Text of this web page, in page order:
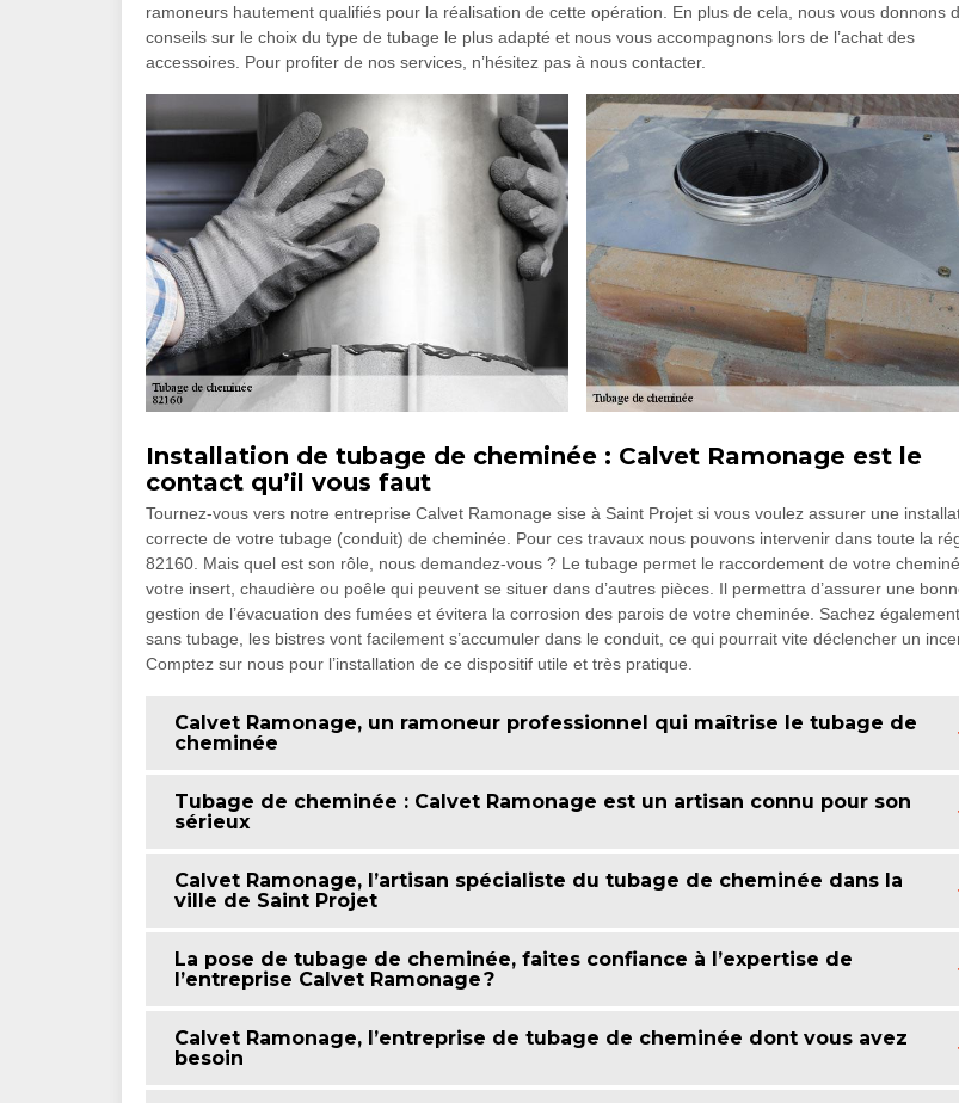
ramoneurs hautement qualifiés pour la réalisation de cette opération. En plus de cela, nous vous donnons
conseils sur le choix du type de tubage le plus adapté et nous vous accompagnons lors de l’achat des
accessoires. Pour profiter de nos services, n’hésitez pas à nous contacter.
Installation de tubage de cheminée : Calvet Ramonage est le
contact qu’il vous faut
Tournez-vous vers notre entreprise Calvet Ramonage sise à Saint Projet si vous voulez assurer une
correcte de votre tubage (conduit) de cheminée. Pour ces travaux nous pouvons intervenir dans toute la
82160. Mais quel est son rôle, nous demandez-vous ? Le tubage permet le raccordement de votre
votre insert, chaudière ou poêle qui peuvent se situer dans d’autres pièces. Il permettra d’assurer une
gestion de l’évacuation des fumées et évitera la corrosion des parois de votre cheminée. Sachez
sans tubage, les bistres vont facilement s’accumuler dans le conduit, ce qui pourrait vite déclencher un
Comptez sur nous pour l’installation de ce dispositif utile et très pratique.
Calvet Ramonage, un ramoneur professionnel qui maîtrise le tubage de
cheminée
Tubage de cheminée : Calvet Ramonage est un artisan connu pour son
sérieux
Calvet Ramonage, l’artisan spécialiste du tubage de cheminée dans la
ville de Saint Projet
La pose de tubage de cheminée, faites confiance à l’expertise de
l’entreprise Calvet Ramonage ?
Calvet Ramonage, l’entreprise de tubage de cheminée dont vous avez
besoin